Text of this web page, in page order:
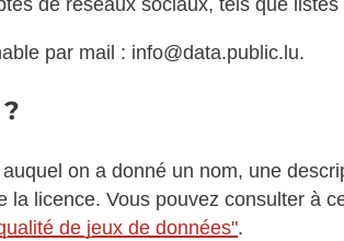
de réseaux sociaux, tels que
par mail : info@data.public.lu.
on a donné un nom, une
licence. Vous pouvez consulter à
de jeux de données".